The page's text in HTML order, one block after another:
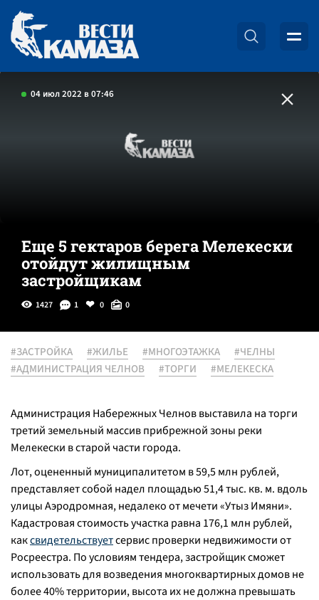
04 июл 2022 в 07:46
Еще 5 гектаров берега Мелекески
отойдут жилищным
застройщикам
1427 1 0 0
#ЗАСТРОЙКА #ЖИЛЬЕ #МНОГОЭТАЖКА
#ЧЕЛНЫ
#АДМИНИСТРАЦИЯ ЧЕЛНОВ
#ТОРГИ #МЕЛЕКЕСКА
Администрация Набережных Челнов выставила на торги
третий земельный массив прибрежной зоны реки
Мелекески в старой части города.
Лот, оцененный муниципалитетом в 59,5 млн рублей,
представляет собой надел площадью 51,4 тыс. кв. м. вдоль
улицы Аэродромная, недалеко от мечети «Утыз Имяни».
Кадастровая стоимость участка равна 176,1 млн рублей,
каксвидетельствуетсервис проверки недвижимости от
Росреестра. По условиям тендера, застройщик сможет
использовать для возведения многоквартирных домов не
более 40% территории, высота их не должна превышать